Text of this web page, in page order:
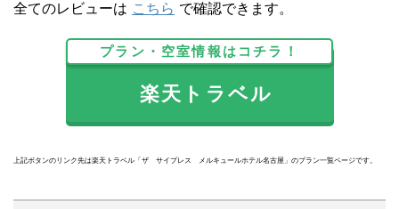
全てのレビューは こちら で確認できます。
プラン・空室情報はコチラ！
楽天トラベル
上記ボタンのリンク先は楽天トラベル「ザ サイプレス メルキュールホテル名古屋」のプラン一覧ページです。